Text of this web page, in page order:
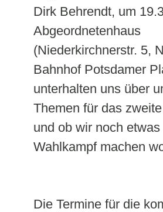
Dirk Behrendt, um
Abgeordnetenhaus
(Niederkirchnerstr. 5,
Bahnhof Potsdamer
unterhalten uns über
Themen für das
und ob wir noch etwas
Wahlkampf machen
Die Termine für die